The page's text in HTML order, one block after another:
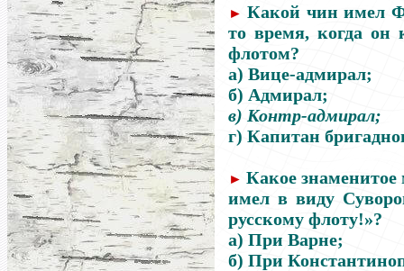
► Какой чин имел
то время, когда он
флотом?
а) Вице-адмирал;
б) Адмирал;
в) Контр-адмирал;
г) Капитан
► Какое
имел в виду
русскому флоту!»?
а) При Варне;
б) При